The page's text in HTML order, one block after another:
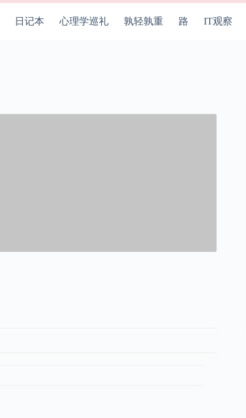
日记本 心理学巡礼 孰轻孰重 路 IT观察